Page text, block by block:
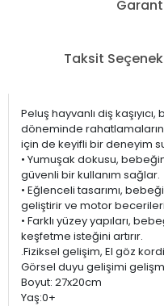
Taksit
Peluş hayvanlı diş
döneminde
için de keyifli bir deneyim
• Yumuşak dokusu,
güvenli bir kullanım sağlar.
• Eğlenceli tasarımı,
geliştirir ve motor
• Farklı yüzey yapıları,
keşfetme isteğini artırır.
.Fiziksel gelişim, El göz
Görsel duyu gelişimi
Boyut: 27x20cm
Yaş:0+